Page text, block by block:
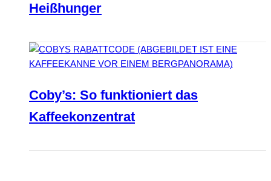
Heißhunger
Coby’s: So funktioniert das
Kaffeekonzentrat